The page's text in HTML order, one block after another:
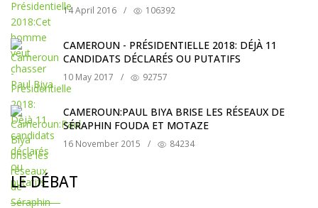
14 April 2016 / 106392
CAMEROUN - PRÉSIDENTIELLE 2018: DÉJÀ 11
CANDIDATS DÉCLARÉS OU PUTATIFS
10 May 2017 / 92757
CAMEROUN:PAUL BIYA BRISE LES RÉSEAUX DE
SÉRAPHIN FOUDA ET MOTAZE
16 November 2015 / 84234
LE DÉBAT